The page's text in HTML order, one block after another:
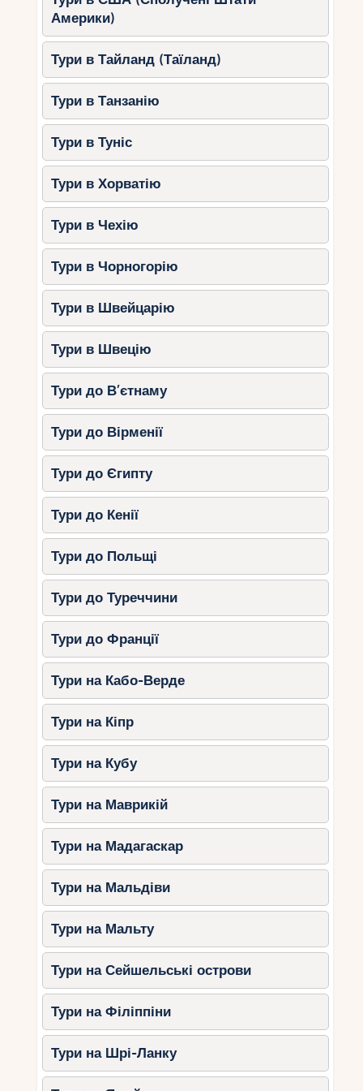
1.Пляжний відпочинок та
купання
Beau Vallon (Мае)– широкий пляж з
теплою водою та водними розвагами.
океан та пологий вхід у воду.
з рожевим піском та гладкими
валунами.
2.Природні заповідники та
екскурсії
Vallée de Mai (Праслін)
лісом з пальмами Coco de Mer.
Острів Курйоз
гігантськими черепахами.
Morne Seychellois National Park
(Мае)– стежки з чудовими видами.
3.Морські прогулянки та
сноркелінг
Човни зі скляним дном– безпечний
спосіб познайомити дітей із
підводним світом.
Екскурсія на острів Арід
спостереження за птахами та
природою.
Дайвінг для дітей (з 8 років)–
навчання у теплих водах Індійського
океану.
4.Культурні розваги
Ринок Вікторії (Мае)
Історична плантація L’Union Estate
– знайомство з історією
Сейшел.
Кулінарні майстер-класи
приготування креольських страв
разом із дітьми.
Поради для сімейного
відпочинку на Сейшелах
Вибирайте курорти з дитячим
клубом– це зробить відпочинок
комфортнішим.
Бронюйте заздалегідь– найкращі
сімейні готелі швидко заповнюються.
Використовуйте сонцезахисні
Америки)
Тури в Тайланд (Таїланд)
Тури в Танзанію
Тури в Туніс
Тури в Хорватію
Тури в Чехію
Тури в Чорногорію
Тури в Швейцарію
Тури в Швецію
Тури до В’єтнаму
Тури до Вірменії
Тури до Єгипту
Тури до Кенії
Тури до Польщі
Тури до Туреччини
Тури до Франції
Тури на Кабо-Верде
Тури на Кіпр
Тури на Кубу
Тури на Маврикій
Тури на Мадагаскар
Тури на Мальдіви
Тури на Мальту
Тури на Сейшельські острови
Тури на Філіппіни
Тури на Шрі-Ланку